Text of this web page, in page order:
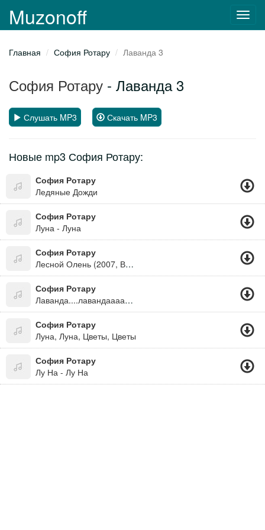
Muzonoff
Главная София Ротару Лаванда 3
София Ротару - Лаванда 3
Слушать MP3 Скачать MP3
Новые mp3 София Ротару:
София Ротару
Ледяные Дожди
София Ротару
Луна - Луна
София Ротару
Лесной Олень (2007, Вариант 3)
София Ротару
Лаванда....лавандааааааааа Горная Лаванда))))))
София Ротару
Луна, Луна, Цветы, Цветы
София Ротару
Лу На - Лу На